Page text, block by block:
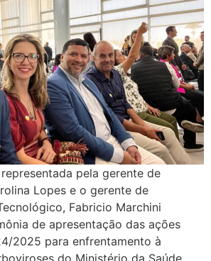
pela gerente de
Lopes e o gerente de
Fabricio Marchini
de apresentação das ações
2025 para enfrentamento à
do Ministério da Saúde,